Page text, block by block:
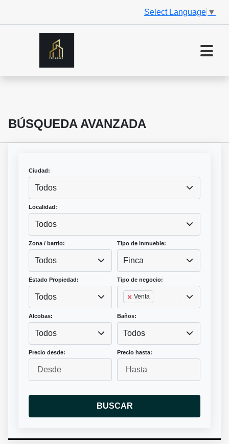
Select Language ▼
BÚSQUEDA AVANZADA
Ciudad:
Todos
Localidad:
Todos
Zona / barrio:
Todos
Tipo de inmueble:
Finca
Estado Propiedad:
Todos
Tipo de negocio:
Venta
Alcobas:
Todos
Baños:
Todos
Precio desde: Precio hasta:
BUSCAR